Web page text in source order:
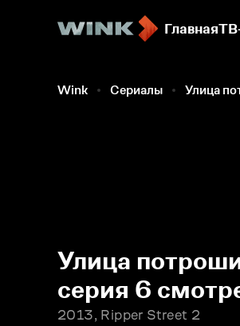
Главная
Wink Сериалы Улица
Улица
серия 6
2013, Ripper Street 2